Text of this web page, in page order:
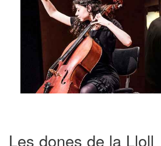
Les dones de la Lloll